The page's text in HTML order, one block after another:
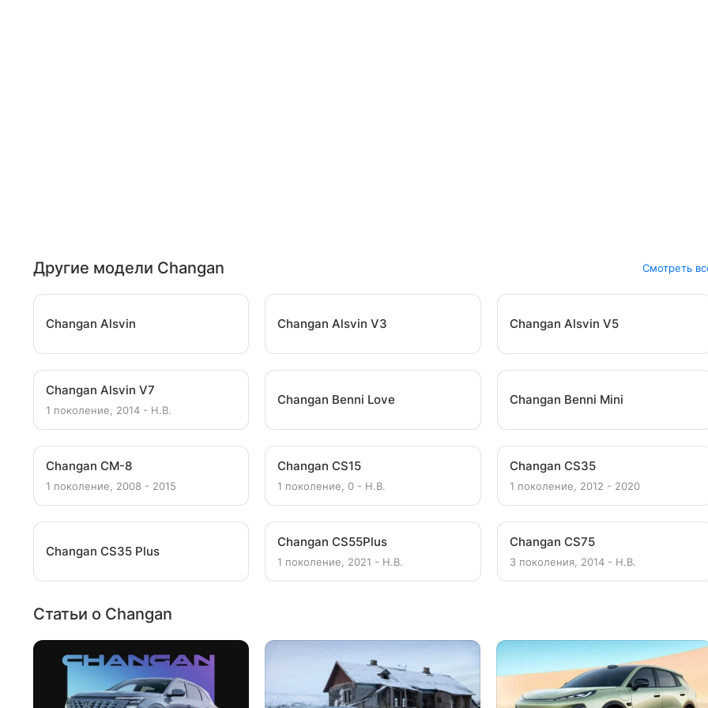
Другие модели Changan Смотреть
Changan Alsvin Changan Alsvin V3 Changan Alsvin V5
Changan Alsvin V7
1 поколение, 2014 - Н.В.
Changan Benni Love Changan Benni Mini
Changan CM-8
1 поколение, 2008 - 2015
Changan CS15
1 поколение, 0 - Н.В.
Changan CS35
1 поколение, 2012 - 2020
Changan CS35 Plus
Changan CS55Plus
1 поколение, 2021 - Н.В.
Changan CS75
3 поколения, 2014 - Н.В.
Статьи о Changan